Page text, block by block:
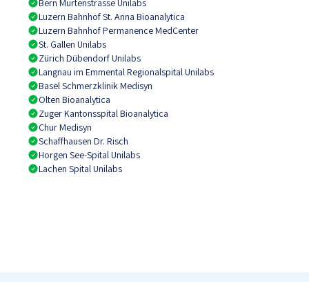
Bern Murtenstrasse Unilabs
Luzern Bahnhof St. Anna Bioanalytica
Luzern Bahnhof Permanence MedCenter
St. Gallen Unilabs
Zürich Dübendorf Unilabs
Langnau im Emmental Regionalspital Unilabs
Basel Schmerzklinik Medisyn
Olten Bioanalytica
Zuger Kantonsspital Bioanalytica
Chur Medisyn
Schaffhausen Dr. Risch
Horgen See-Spital Unilabs
Lachen Spital Unilabs